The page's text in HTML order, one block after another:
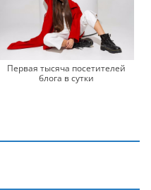
Первая тысяча посетителей
блога в сутки